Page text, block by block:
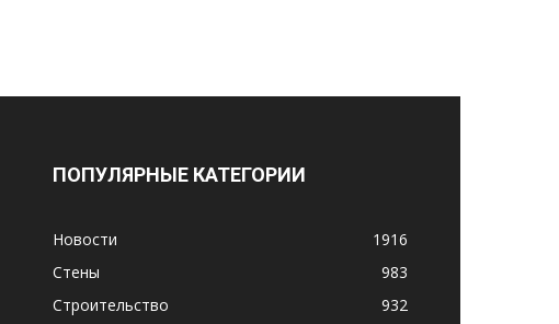
ПОПУЛЯРНЫЕ КАТЕГОРИИ
Новости
1916
Стены
983
Строительство
932